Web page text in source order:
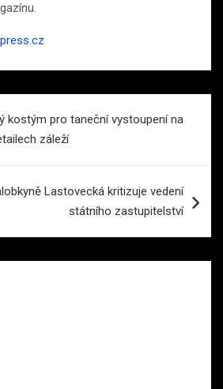
kostým pro taneční vystoupení na
záleží
Lastovecká kritizuje vedení
státního zastupitelství